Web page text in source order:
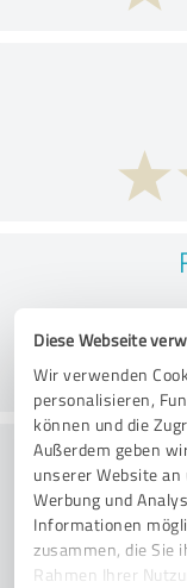
Diese Webseite
Wir verwenden
personalisieren,
können und die
Außerdem geben
unserer Website
Werbung und
Informationen
zusammen, die Sie
Rahmen Ihrer